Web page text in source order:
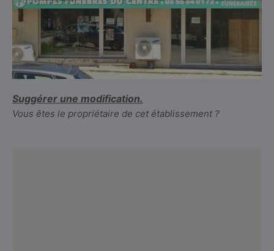
Suggérer une modification.
Vous êtes le propriétaire de cet établissement ?